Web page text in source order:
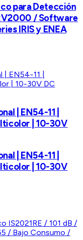
para Detección
/ Software
IRIS y ENEA
| EN54-11 |
| 10-30V
| EN54-11 |
| 10-30V